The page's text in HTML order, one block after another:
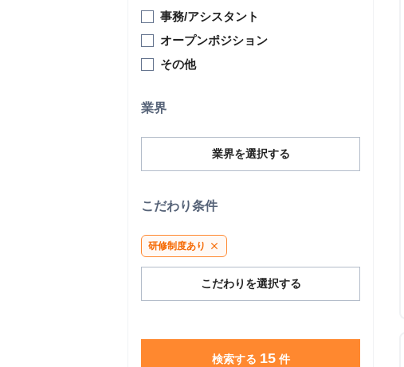
事務/アシスタント
オープンポジション
その他
業界
業界を選択する
こだわり条件
研修制度あり close
こだわりを選択する
検索する 15件